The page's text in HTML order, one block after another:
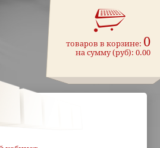
товаров в корзине: 0
на сумму (руб):0.00